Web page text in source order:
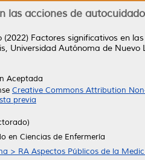
las acciones de
(2022) Factores significativos en
Universidad Autónoma de Nuevo
Aceptada
Creative Commons Attribution
previa
en Ciencias de Enfermería
> RA Aspectos Públicos de la